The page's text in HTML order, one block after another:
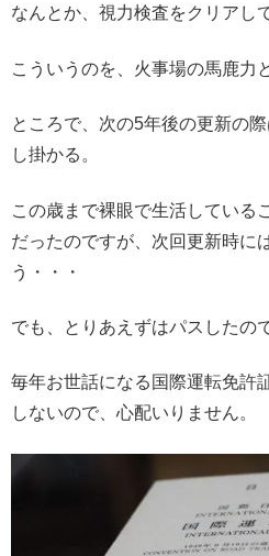
なんとか、視力検査をクリアし
こういうのを、火事場の馬鹿力
ところで、次の5年後の更新の
し掛かる。
この歳まで裸眼で生活している
だったのですが、次回更新時に
う・・・
でも、とりあえずはパスしたの
毎年お世話になる国際運転免許
しないので、心配いりません。